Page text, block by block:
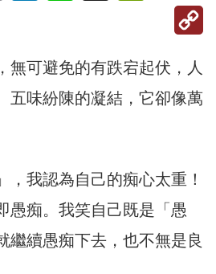
無可避免的有跌宕起伏，人
五味紛陳的凝結，它卻像萬
，我認為自己的痴心太重！
愚痴。我笑自己既是「愚
繼續愚痴下去，也不無是良